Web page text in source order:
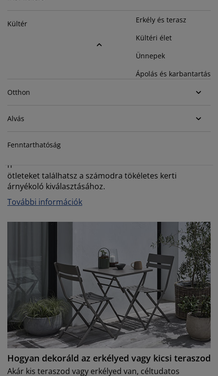
és kiegészítők
Kültér
Erkély és terasz
Kültéri élet
Ünnepek
Ápolás és karbantartás
Otthon
Alvás
Fenntarthatóság
Útmutató: Az ideális napernyő kiválasztása
napernyőkhöz és napvitorlákhoz, amelyben tippeket és
ötleteket találhatsz a számodra tökéletes kerti
árnyékoló kiválasztásához.
További információk
Hogyan dekoráld az erkélyed vagy kicsi teraszod
Akár kis teraszod vagy erkélyed van, céltudatos